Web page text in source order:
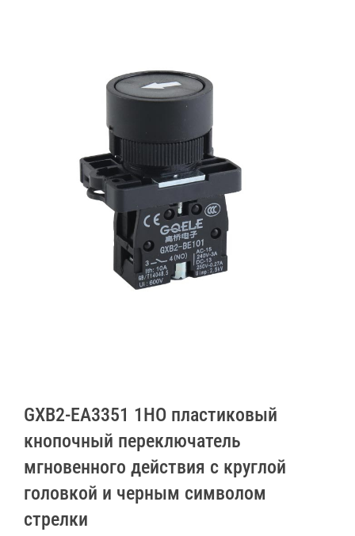
GXB2-EA3351 1НО пластиковый
кнопочный переключатель
мгновенного действия с круглой
головкой и черным символом
стрелки